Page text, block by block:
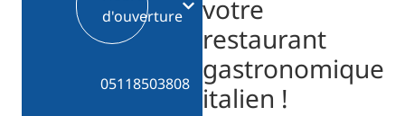
votre
restaurant
gastronomique
italien !
d'ouverture
05118503808